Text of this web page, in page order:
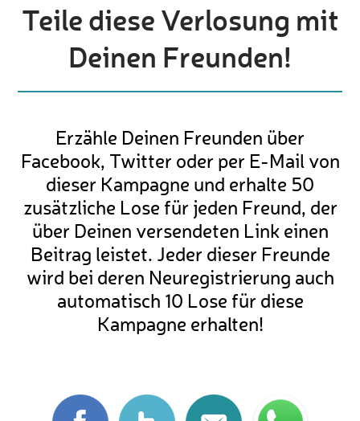
Teile diese Verlosung mit
Deinen Freunden!
Erzähle Deinen Freunden über
Facebook, Twitter oder per E-Mail von
dieser Kampagne und erhalte 50
zusätzliche Lose für jeden Freund, der
über Deinen versendeten Link einen
Beitrag leistet. Jeder dieser Freunde
wird bei deren Neuregistrierung auch
automatisch 10 Lose für diese
Kampagne erhalten!